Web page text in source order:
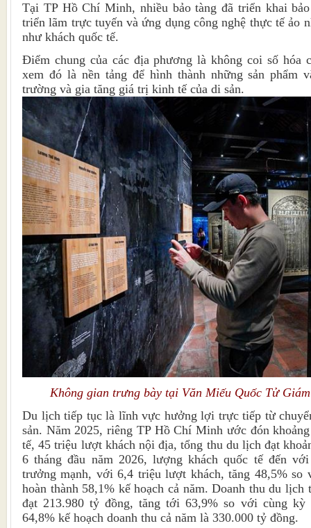
Tại TP Hồ Chí Minh, nhiều bảo tàng đã triển khai
triển lãm trực tuyến và ứng dụng công nghệ thực tế ảo
như khách quốc tế.
Điểm chung của các địa phương là không coi số
xem đó là nền tảng để hình thành những sản phẩm
trường và gia tăng giá trị kinh tế của di sản.
Không gian trưng bày tại Văn Miếu Quốc Tử
Du lịch tiếp tục là lĩnh vực hưởng lợi trực tiếp từ
sản. Năm 2025, riêng TP Hồ Chí Minh ước đón
tế, 45 triệu lượt khách nội địa, tổng thu du lịch đạt
6 tháng đầu năm 2026, lượng khách quốc tế đến
trưởng mạnh, với 6,4 triệu lượt khách, tăng 48,5% so
hoàn thành 58,1% kế hoạch cả năm. Doanh thu du
đạt 213.980 tỷ đồng, tăng tới 63,9% so với cùng kỳ
64,8% kế hoạch doanh thu cả năm là 330.000 tỷ đồng.